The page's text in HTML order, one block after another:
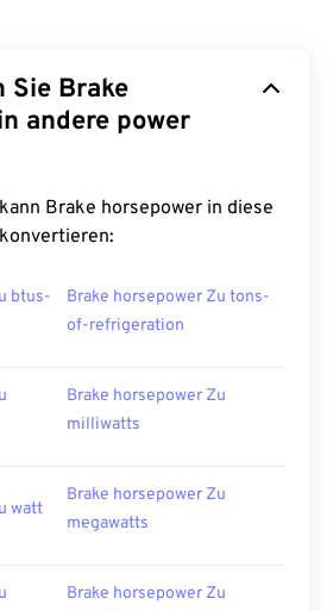
Sie Brake
andere power
Brake horsepower in diese
btus-
Brake horsepower Zu tons-
of-refrigeration
Brake horsepower Zu
milliwatts
watt
Brake horsepower Zu
megawatts
Brake horsepower Zu